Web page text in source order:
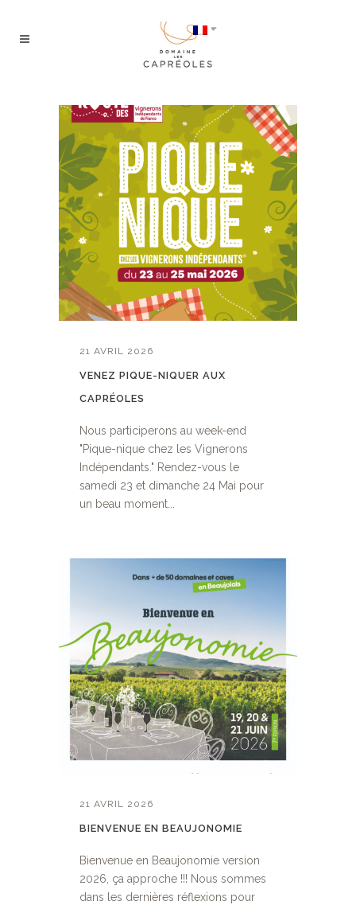
21 AVRIL 2026
VENEZ PIQUE-NIQUER AUX
CAPRÉOLES
Nous participerons au week-end
"Pique-nique chez les Vignerons
Indépendants." Rendez-vous le
samedi 23 et dimanche 24 Mai pour
un beau moment...
21 AVRIL 2026
BIENVENUE EN BEAUJONOMIE
Bienvenue en Beaujonomie version
2026, ça approche !!! Nous sommes
dans les dernières réflexions pour